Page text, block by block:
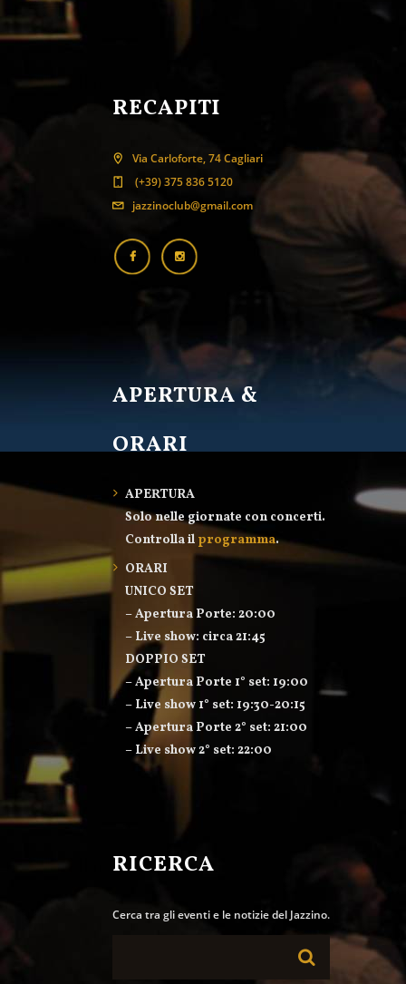
RECAPITI
Via Carloforte, 74 Cagliari
(+39) 375 836 5120
jazzinoclub@gmail.com
APERTURA &
ORARI
APERTURA
Solo nelle giornate con concerti.
Controlla il programma.
ORARI
UNICO SET
– Apertura Porte: 20:00
– Live show: circa 21:45
DOPPIO SET
– Apertura Porte 1° set: 19:00
– Live show 1° set: 19:30-20:15
– Apertura Porte 2° set: 21:00
– Live show 2° set: 22:00
RICERCA
Cerca tra gli eventi e le notizie del Jazzino.